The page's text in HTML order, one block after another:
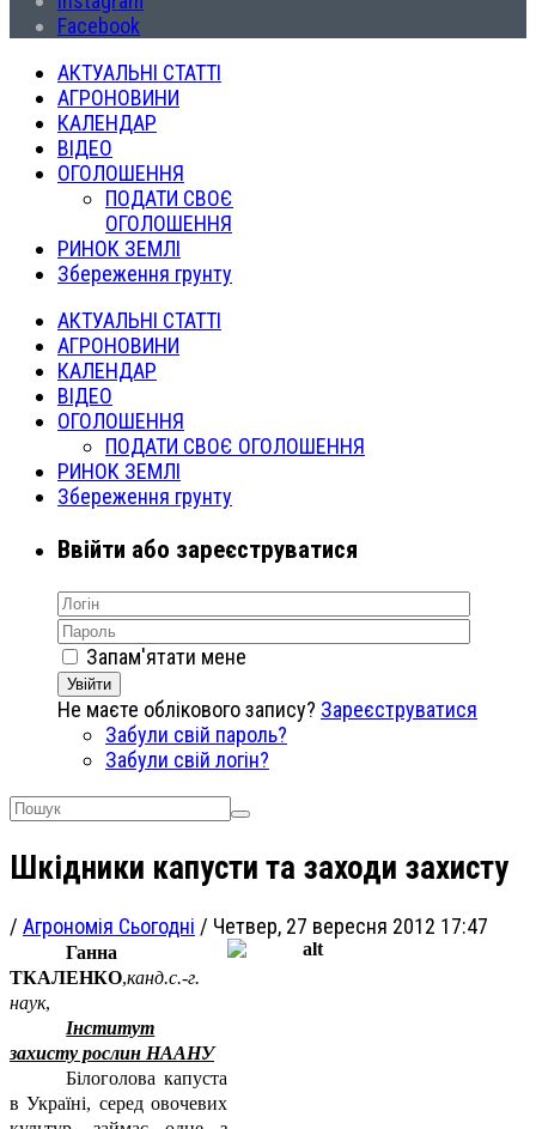
Facebook
АКТУАЛЬНІ СТАТТІ
АГРОНОВИНИ
КАЛЕНДАР
ВІДЕО
ОГОЛОШЕННЯ
ПОДАТИ СВОЄ
ОГОЛОШЕННЯ
РИНОК ЗЕМЛІ
Збереження грунту
АКТУАЛЬНІ СТАТТІ
АГРОНОВИНИ
КАЛЕНДАР
ВІДЕО
ОГОЛОШЕННЯ
ПОДАТИ СВОЄ ОГОЛОШЕННЯ
РИНОК ЗЕМЛІ
Збереження грунту
Ввійти або зареєструватися
Запам'ятати мене
Увійти
Не маєте облікового запису? Зареєструватися
Забули свій пароль?
Забули свій логін?
Шкідники капусти та заходи захисту
/ Агрономія Сьогодні / Четвер, 27 вересня 2012 17:47
Ганна
ТКАЛЕНКО,канд.с.-г.
наук,
Інститут
захисту рослин НААНУ
Білоголова капуста
в Україні, серед овочевих